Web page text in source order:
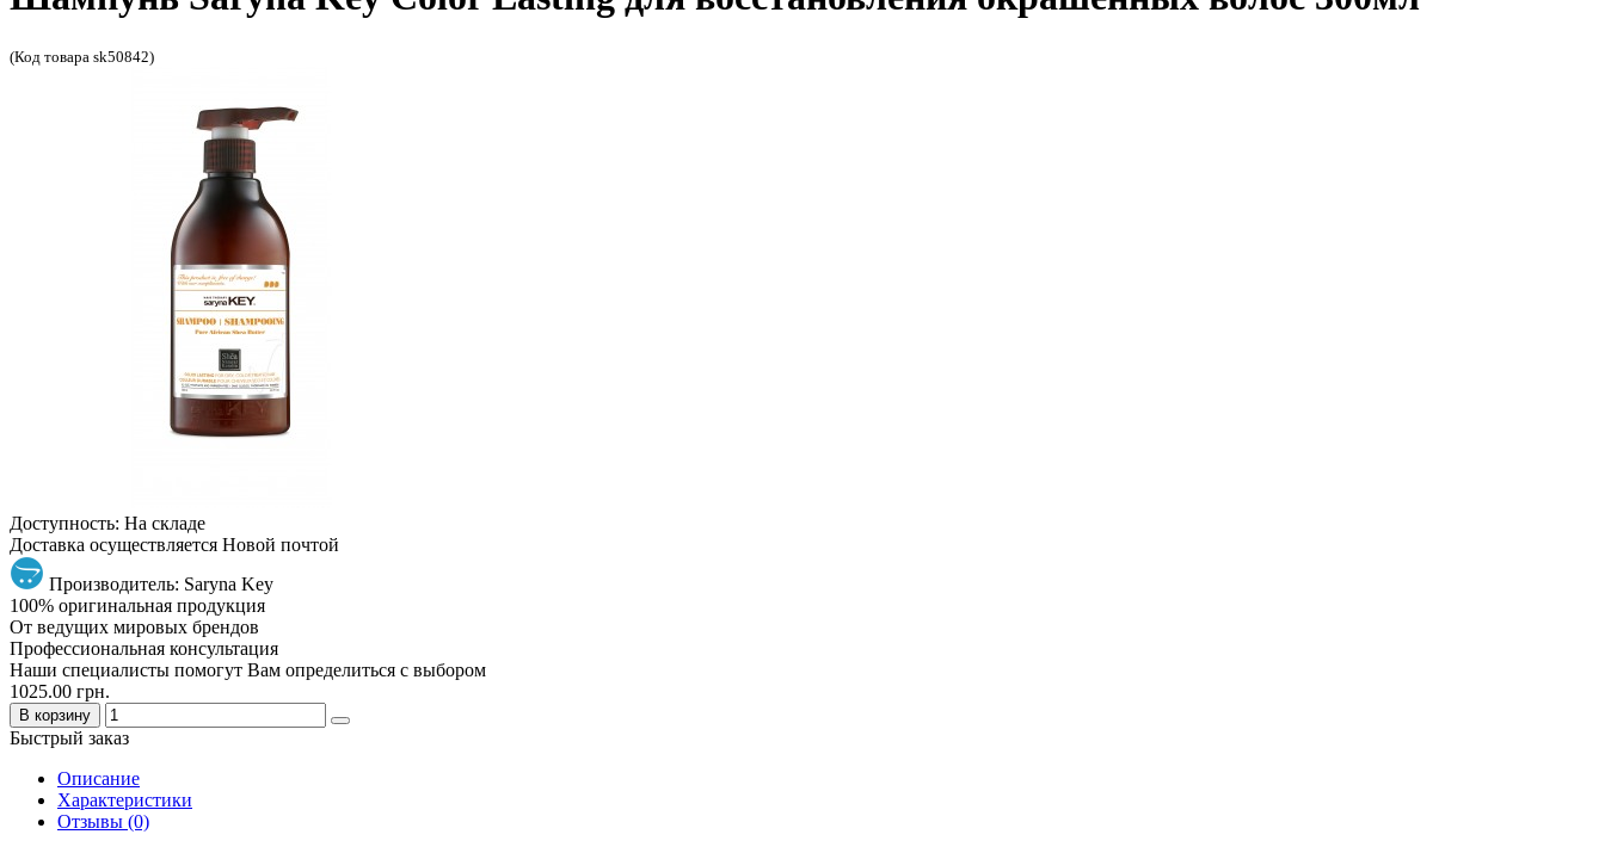
(Код товара sk50842)
Доступность: На складе
Доставка осуществляется Новой почтой
Производитель: Saryna Key
100% оригинальная продукция
От ведущих мировых брендов
Профессиональная консультация
Наши специалисты помогут Вам определиться с выбором
1025.00 грн.
В корзину
Быстрый заказ
Описание
Характеристики
Отзывы (0)